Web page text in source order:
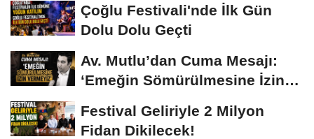
Çoğlu Festivali'nde İlk Gün
Dolu Dolu Geçti
Av. Mutlu’dan Cuma Mesajı:
‘Emeğin Sömürülmesine İzin
Festival Geliriyle 2 Milyon
Fidan Dikilecek!